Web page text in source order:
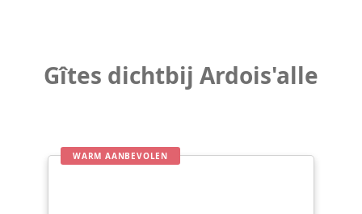
Gîtes dichtbij Ardois'alle
WARM AANBEVOLEN